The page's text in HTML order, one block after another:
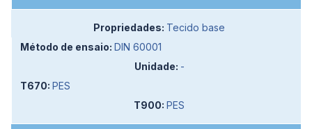
Tecido base
DIN 60001
-
PES
PES